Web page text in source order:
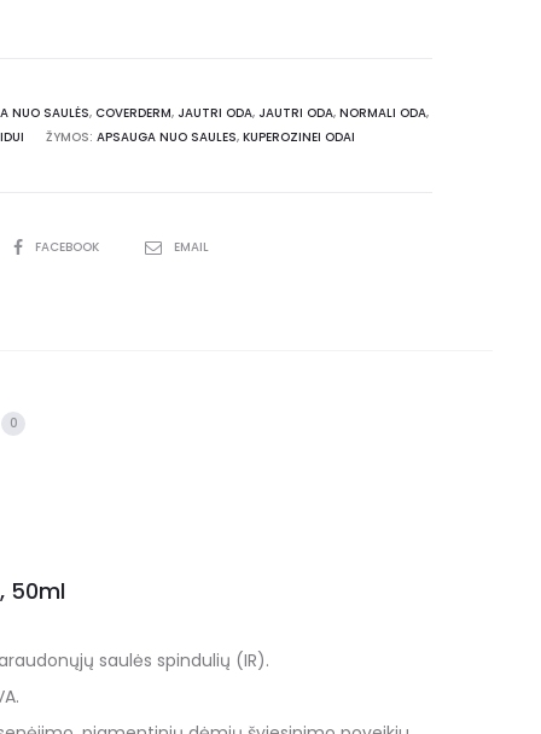
NUO SAULĖS, COVERDERM, JAUTRI ODA, JAUTRI ODA, NORMALI ODA,
ŽYMOS: APSAUGA NUO SAULES, KUPEROZINEI ODAI
FACEBOOK EMAIL
0
50ml
saulės spindulių (IR).